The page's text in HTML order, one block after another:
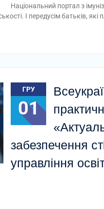
Національний портал з
І передусім батьків, які
ГРУ
01
забезпечення
управління